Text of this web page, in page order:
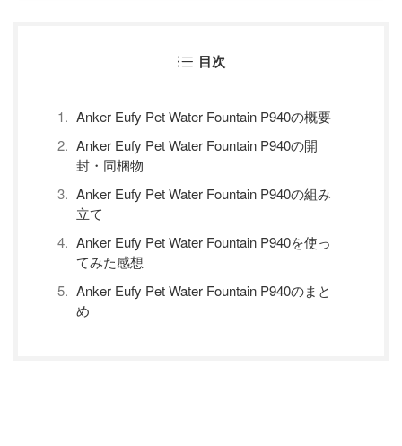
目次
Anker Eufy Pet Water Fountain P940の概要
Anker Eufy Pet Water Fountain P940の開
封・同梱物
Anker Eufy Pet Water Fountain P940の組み
立て
Anker Eufy Pet Water Fountain P940を使っ
てみた感想
Anker Eufy Pet Water Fountain P940のまと
め